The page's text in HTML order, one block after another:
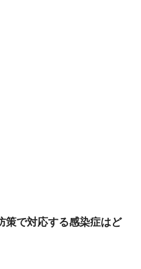
で対応する感染症はど